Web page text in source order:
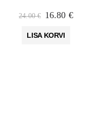
24.00€ Algne
oli:
16.80 €
LISA KORVI